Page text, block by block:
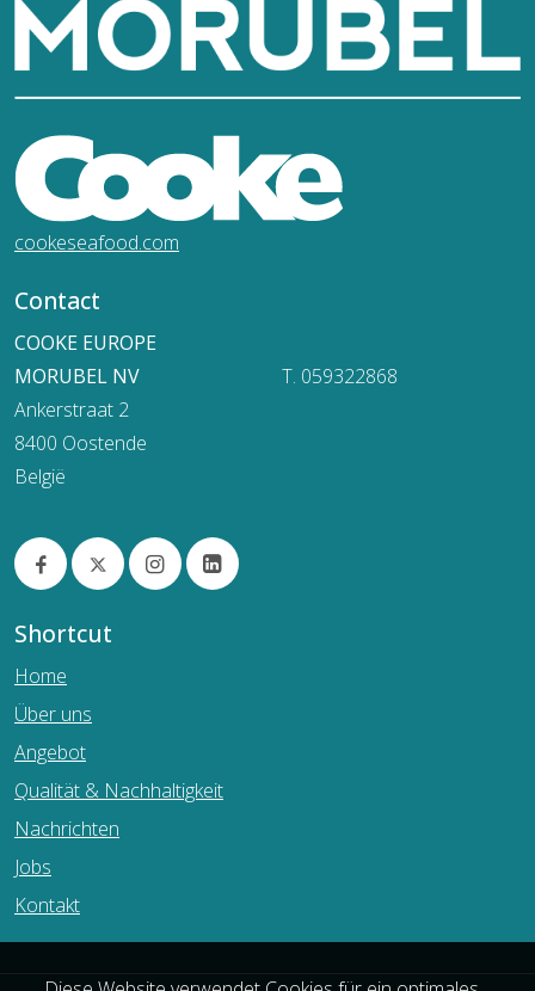
cookeseafood.com
Contact
COOKE EUROPE
MORUBEL NV
Ankerstraat 2
8400 Oostende
België
T. 059322868
Shortcut
Home
Über uns
Angebot
Qualität & Nachhaltigkeit
Nachrichten
Jobs
Kontakt